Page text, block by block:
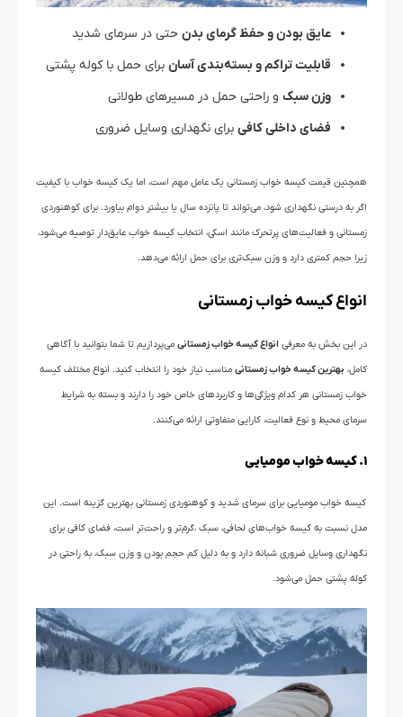
عایق بودن و حفظ گرمای بدن حتی در سرمای شدید
قابلیت تراکم و بسته‌بندی آسان برای حمل با کوله پشتی
وزن سبک و راحتی حمل در مسیرهای طولانی
فضای داخلی کافی برای نگهداری وسایل ضروری
همچنین قیمت کیسه خواب زمستانی یک عامل مهم است، اما یک کیسه خواب با کیفیت
اگر به درستی نگهداری شود، می‌تواند تا پانزده سال یا بیشتر دوام بیاورد. برای کوهنوردی
زمستانی و فعالیت‌های پرتحرک مانند اسکی، انتخاب کیسه خواب عایق‌دار توصیه می‌شود،
زیرا حجم کمتری دارد و وزن سبک‌تری برای حمل ارائه می‌دهد.
انواع کیسه خواب زمستانی
در این بخش به معرفی انواع کیسه خواب زمستانی می‌پردازیم تا شما بتوانید با آگاهی
کامل، بهترین کیسه خواب زمستانی مناسب نیاز خود را انتخاب کنید. انواع مختلف کیسه
خواب زمستانی هر کدام ویژگی‌ها و کاربردهای خاص خود را دارند و بسته به شرایط
سرمای محیط و نوع فعالیت، کارایی متفاوتی ارائه می‌کنند.
۱. کیسه خواب مومیایی
کیسه خواب مومیایی برای سرمای شدید و کوهنوردی زمستانی بهترین گزینه است. این
مدل نسبت به کیسه خواب‌های لحافی، سبک ،گرم‌تر و راحت‌تر است، فضای کافی برای
نگهداری وسایل ضروری شبانه دارد و به دلیل کم حجم بودن و وزن سبک، به راحتی در
کوله پشتی حمل می‌شود.